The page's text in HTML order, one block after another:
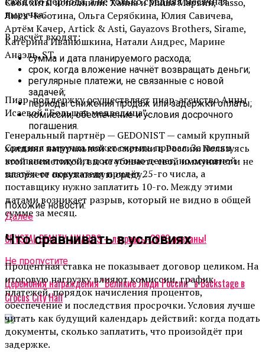
Люся Чеботина, Ольга Серябкина, Юлия Савичева,
Артём Качер, Artick & Asti, Gayazovs Brothers, Sirame,
Катерина Иванюшкина, Натали Андрес, Марине
Анаэль, ST.
Пиар-поддержку осуществляет пиар-агенство Анны
Исаевой “Большая медведица”.
Генеральный партнёр — GEDONIST — самый крупный
холдинг натуральной косметики в России. Пользуясь
этой косметикой, вы не убиваете свой иммунитет и не
засоряете окружающую среду.
Похожие новости:
Далее
CRYSTAL BEAUTY AWARDS – лауреаты-2023 названы!
Не пропустите
Церемония награждения “Великие Люди России” в Backstage в
Crocus City Hall
выручка.
В расчёт входят:
сумма и дата планируемого расхода;
срок, когда вложение начнёт возвращать деньги;
регулярные платежи, не связанные с новой
задачей;
периоды снижения продаж или задержки оплаты;
комиссии, обеспечение и условия досрочного
погашения.
Средняя выручка может скрыть провал. За месяц
компания получит достаточно денег, но основной
платёж от покупателя придёт 25-го числа, а
поставщику нужно заплатить 10-го. Между этими
датами возникает разрыв, который не видно в общей
сумме за месяц.
Что сравнивать в условиях
Процентная ставка не показывает договор целиком. На
итоговую нагрузку влияют комиссии, график
платежей, порядок начисления процентов,
обеспечение и последствия просрочки. Условия лучше
читать как будущий календарь действий: когда подать
документы, сколько заплатить, что произойдёт при
задержке.